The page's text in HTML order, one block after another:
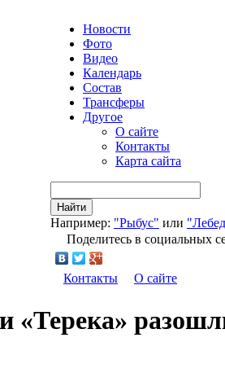
Новости
Фото
Видео
Календарь
Состав
Трансферы
Другое
О сайте
Контакты
Карта сайта
Найти
Например: "Рыбус" или
Поделитесь в социальных
Контакты О сайте
«Терека»